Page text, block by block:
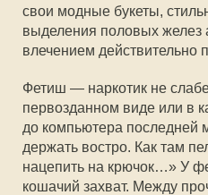
свои модные букеты,
выделения половых желез
влечением действительно
Фетиш — наркотик не
первозданном виде или в
до компьютера последней
держать востро. Как там
нацепить на крючок…» У
кошачий захват. Между